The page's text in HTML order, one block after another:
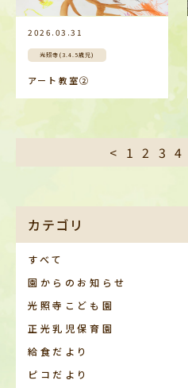
2026.03.31
光照寺(3.4.5歳児)
アート教室②
送
り
< 1 2 3 4
カテゴリ
すべて
園からのお知らせ
光照寺こども園
正光乳児保育園
給食だより
ピコだより